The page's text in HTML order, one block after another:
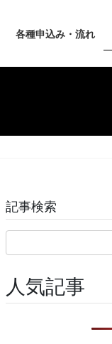
各種申込み・流れ
記事検索
人気記事